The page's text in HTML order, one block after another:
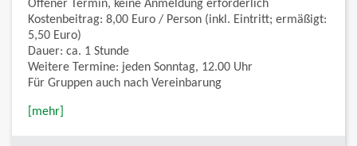
Offener Termin, keine Anmeldung erforderlich
Kostenbeitrag: 8,00 Euro / Person (inkl. Eintritt; ermäßigt:
5,50 Euro)
Dauer: ca. 1 Stunde
Weitere Termine: jeden Sonntag, 12.00 Uhr
Für Gruppen auch nach Vereinbarung
[mehr]